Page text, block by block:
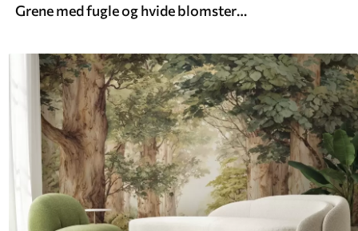
Grene med fugle og hvide blomster på en sart baggrund